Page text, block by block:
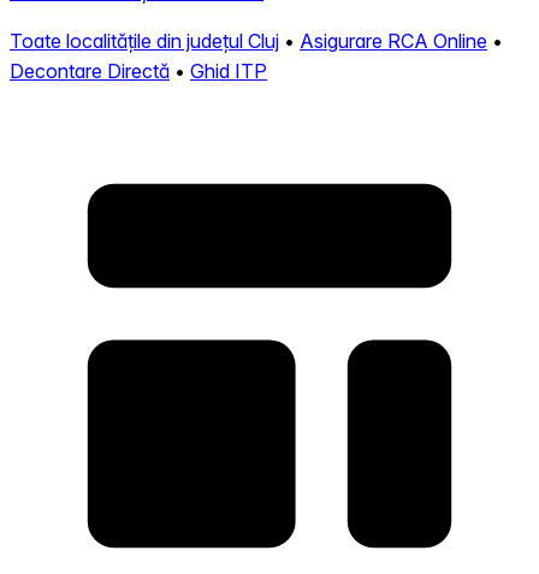
Toate localitățile din județul Cluj • Asigurare RCA Online •
Decontare Directă • Ghid ITP